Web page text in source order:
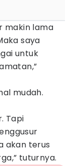
makin lama
saya
untuk
mudah.
Tapi
akan terus
tuturnya.